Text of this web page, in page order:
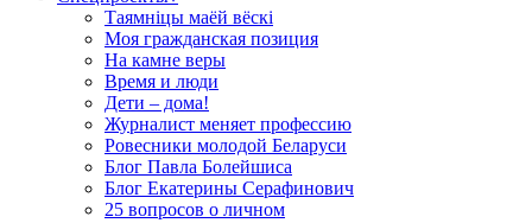
Таямніцы маёй вёскі
Моя гражданская позиция
На камне веры
Время и люди
Дети – дома!
Журналист меняет профессию
Ровесники молодой Беларуси
Блог Павла Болейшиса
Блог Екатерины Серафинович
25 вопросов о личном